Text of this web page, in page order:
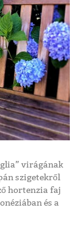
virágának
szigetekről
hortenzia faj
és a